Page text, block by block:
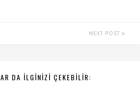
NEXT POST
DA ILGINIZI ÇEKEBILIR: